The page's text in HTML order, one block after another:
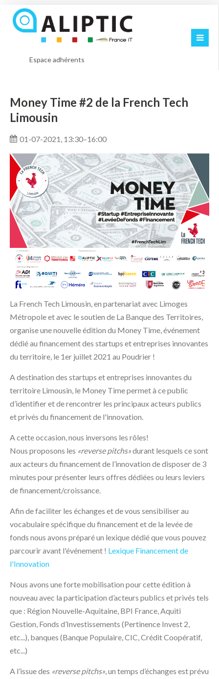
Espace adhérents
Money Time #2 de la French Tech
Limousin
01-07-2021, 13:30–16:00
La French Tech Limousin, en partenariat avec Limoges
Métropole et avec le soutien de La Banque des Territoires,
organise une nouvelle édition du Money Time, événement
dédié au financement des startups et entreprises innovantes
du territoire, le 1er juillet 2021 au Poudrier !
A destination des startups et entreprises innovantes du
territoire Limousin, le Money Time permet à ce public
d’identifier et de rencontrer les principaux acteurs publics
et privés du financement de l'innovation.
A cette occasion, nous inversons les rôles!
Nous proposons les «reverse pitchs»durant lesquels ce sont
aux acteurs du financement de l’innovation de disposer de 3
minutes pour présenter leurs offres dédiées ou leurs leviers
de financement/croissance.
Afin de faciliter les échanges et de vous sensibiliser au
vocabulaire spécifique du financement et de la levée de
fonds nous avons préparé un lexique dédié que vous pouvez
parcourir avant l'événement ! Lexique Financement de
l'Innovation
Nous avons une forte mobilisation pour cette édition à
nouveau avec la participation d’acteurs publics et privés tels
que : Région Nouvelle-Aquitaine, BPI France, Aquiti
Gestion, Fonds d’Investissements (Pertinence Invest 2,
etc...), banques (Banque Populaire, CIC, Crédit Coopératif,
etc...)
A l’issue des «reverse pitchs», un temps d’échanges est prévu